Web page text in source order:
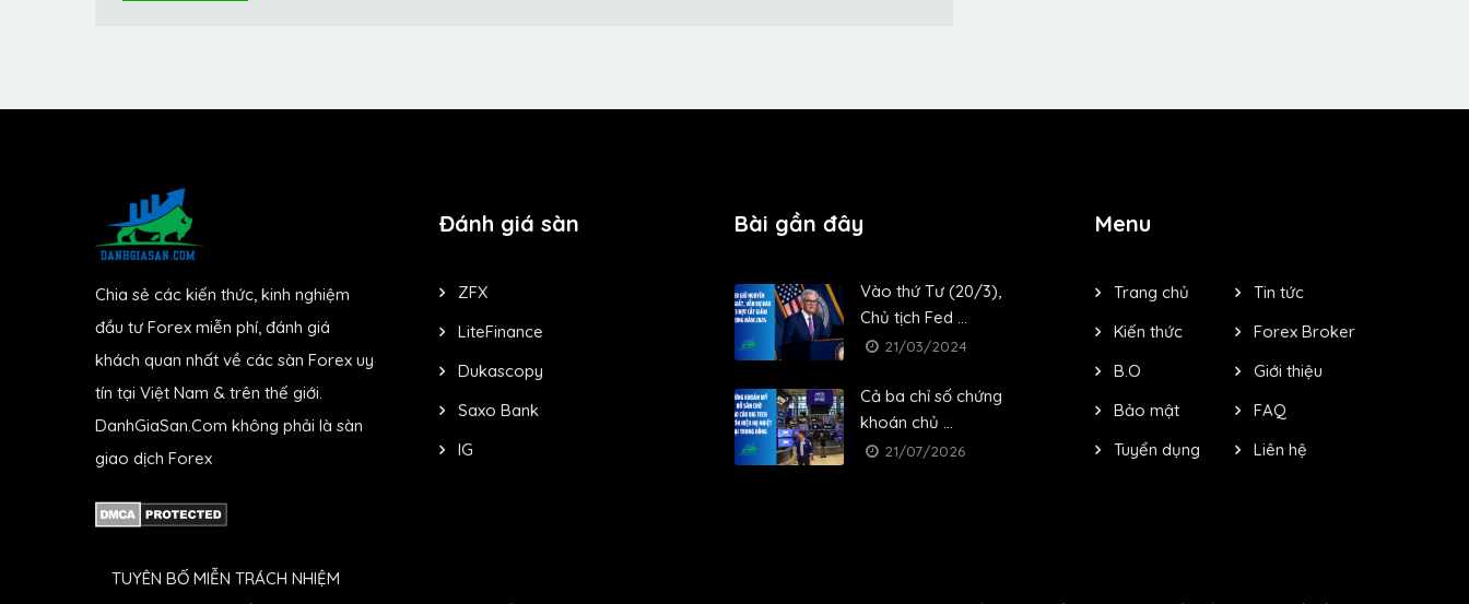
Chia sẻ các kiến thức, kinh nghiệm
đầu tư Forex miễn phí, đánh giá
khách quan nhất về các sàn Forex uy
tín tại Việt Nam & trên thế giới.
DanhGiaSan.Com không phải là sàn
giao dịch Forex
Đánh giá sàn
ZFX
LiteFinance
Dukascopy
Saxo Bank
IG
Bài gần đây
Vào thứ Tư (20/3),
Chủ tịch Fed ...
21/03/2024
Cả ba chỉ số chứng
khoán chủ ...
21/07/2026
Menu
Trang chủ
Tin tức
Kiến thức
Forex Broker
B.O
Giới thiệu
Bảo mật
FAQ
Tuyển dụng
Liên hệ
TUYÊN BỐ MIỄN TRÁCH NHIỆM